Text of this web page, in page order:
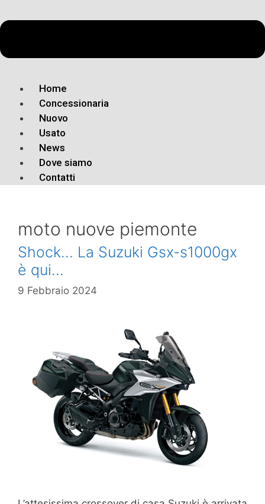
Home
Concessionaria
Nuovo
Usato
News
Dove siamo
Contatti
moto nuove piemonte
Shock… La Suzuki Gsx-s1000gx
è qui…
9 Febbraio 2024